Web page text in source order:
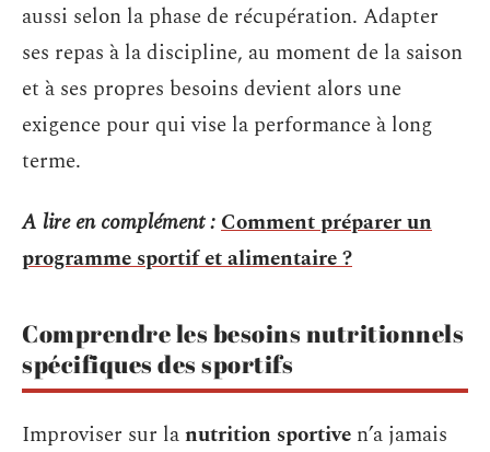
aussi selon la phase de récupération. Adapter
ses repas à la discipline, au moment de la saison
et à ses propres besoins devient alors une
exigence pour qui vise la performance à long
terme.
A lire en complément :Comment préparer un
programme sportif et alimentaire ?
Comprendre les besoins nutritionnels
spécifiques des sportifs
Improviser sur lanutrition sportive n’a jamais